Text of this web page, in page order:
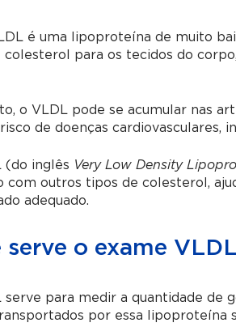
é uma lipoproteína de muito
para os tecidos do
o VLDL pode se acumular nas
de doenças cardiovasculares,
(do inglês Very Low Density
com outros tipos de colesterol,
adequado.
serve o exame
serve para medir a quantidade de
por essa lipoproteína